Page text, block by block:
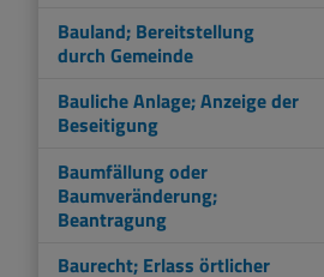
Bauland; Bereitstellung
durch Gemeinde
Bauliche Anlage; Anzeige der
Beseitigung
Baumfällung oder
Baumveränderung;
Beantragung
Baurecht; Erlass örtlicher